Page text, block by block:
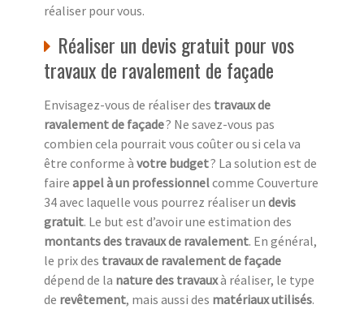
réaliser pour vous.
Réaliser un devis gratuit pour vos
travaux de ravalement de façade
Envisagez-vous de réaliser des travaux de
ravalement de façade? Ne savez-vous pas
combien cela pourrait vous coûter ou si cela va
être conforme à votre budget? La solution est de
faire appel à un professionnelcomme Couverture
34 avec laquelle vous pourrez réaliser un devis
gratuit. Le but est d’avoir une estimation des
montants des travaux de ravalement. En général,
le prix des travaux de ravalement de façade
dépend de la nature des travauxà réaliser, le type
de revêtement, mais aussi des matériaux utilisés.